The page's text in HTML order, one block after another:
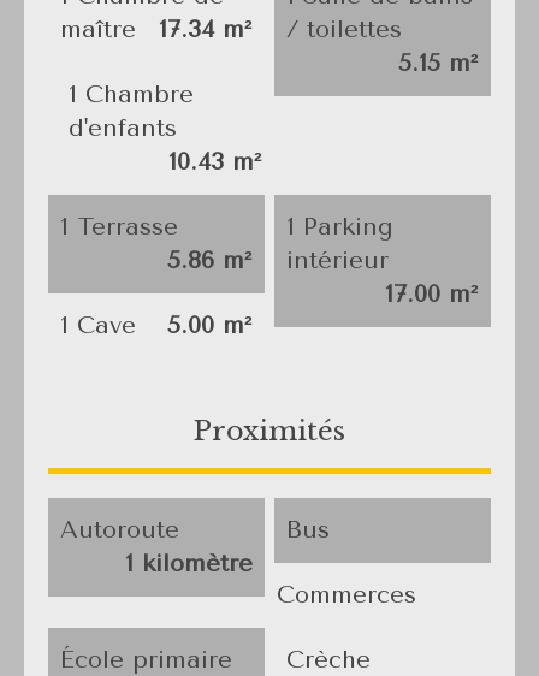
/ toilettes
5.15 m²
maître
17.34 m²
1 Chambre
d'enfants
10.43 m²
1 Terrasse
5.86 m²
1 Parking
intérieur
17.00 m²
1 Cave
5.00 m²
Proximités
Autoroute
1 kilomètre
Bus
Commerces
Crèche
École primaire